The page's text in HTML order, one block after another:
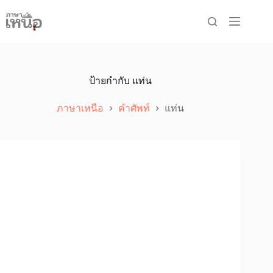
to
content
ป้ายกำกับ แท่น
ภาษาเหนือ คำศัพท์ แท่น